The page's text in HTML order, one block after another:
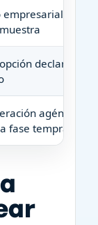
empresarial es
declarada
agéntica
fase temprana